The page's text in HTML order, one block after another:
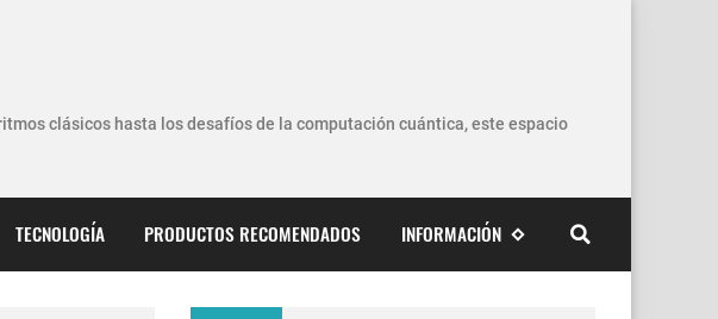
clásicos hasta los desafíos de la computación cuántica, este espacio
TECNOLOGÍA PRODUCTOS RECOMENDADOS INFORMACIÓN